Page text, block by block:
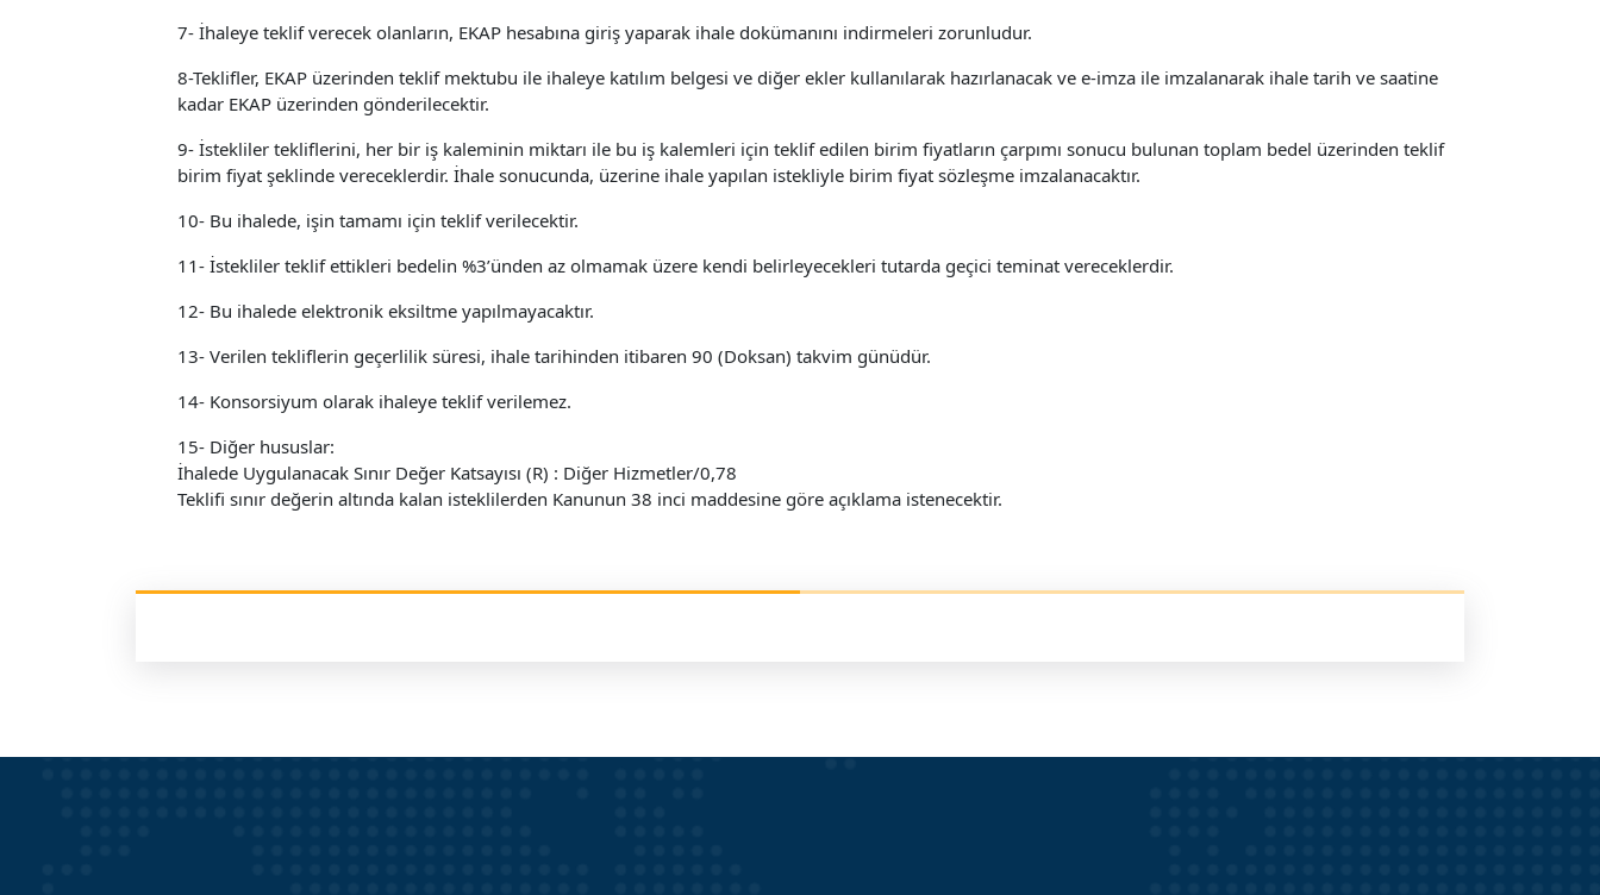
7- İhaleye teklif verecek olanların, EKAP hesabına giriş yaparak ihale dokümanını indirmeleri zorunludur.
8-Teklifler, EKAP üzerinden teklif mektubu ile ihaleye katılım belgesi ve diğer ekler kullanılarak hazırlanacak ve e-imza ile imzalanarak ihale tarih ve saatine
kadar EKAP üzerinden gönderilecektir.
9- İstekliler tekliflerini, her bir iş kaleminin miktarı ile bu iş kalemleri için teklif edilen birim fiyatların çarpımı sonucu bulunan toplam bedel üzerinden teklif
birim fiyat şeklinde vereceklerdir. İhale sonucunda, üzerine ihale yapılan istekliyle birim fiyat sözleşme imzalanacaktır.
10- Bu ihalede, işin tamamı için teklif verilecektir.
11- İstekliler teklif ettikleri bedelin %3’ünden az olmamak üzere kendi belirleyecekleri tutarda geçici teminat vereceklerdir.
12- Bu ihalede elektronik eksiltme yapılmayacaktır.
13- Verilen tekliflerin geçerlilik süresi, ihale tarihinden itibaren 90 (Doksan) takvim günüdür.
14- Konsorsiyum olarak ihaleye teklif verilemez.
15- Diğer hususlar:
İhalede Uygulanacak Sınır Değer Katsayısı (R) : Diğer Hizmetler/0,78
Teklifi sınır değerin altında kalan isteklilerden Kanunun 38 inci maddesine göre açıklama istenecektir.